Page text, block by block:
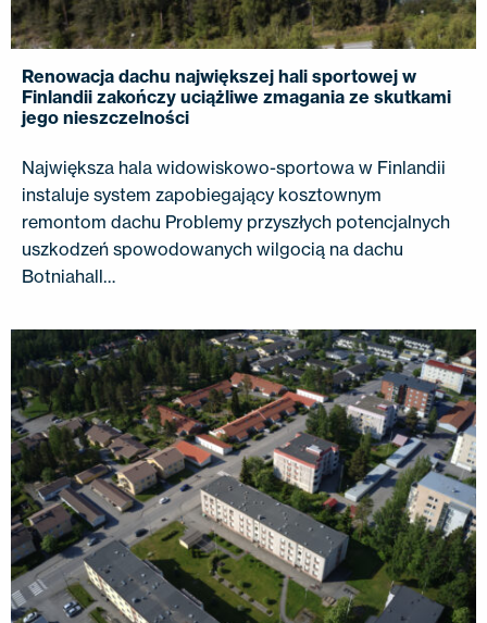
Renowacja dachu największej hali sportowej w
Finlandii zakończy uciążliwe zmagania ze skutkami
jego nieszczelności
Największa hala widowiskowo-sportowa w Finlandii
instaluje system zapobiegający kosztownym
remontom dachu Problemy przyszłych potencjalnych
uszkodzeń spowodowanych wilgocią na dachu
Botniahall…